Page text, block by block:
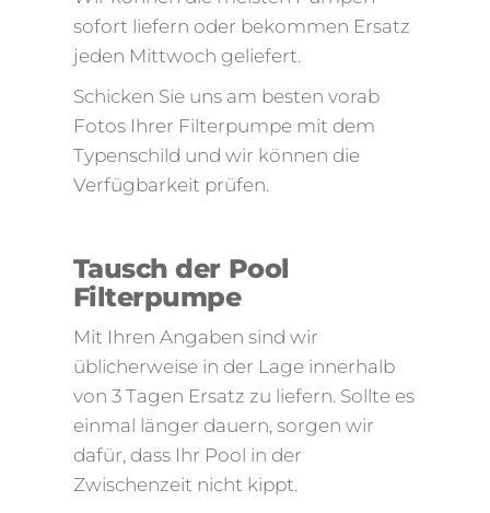
sofort liefern oder bekommen Ersatz
jeden Mittwoch geliefert.
Schicken Sie uns am besten vorab
Fotos Ihrer Filterpumpe mit dem
Typenschild und wir können die
Verfügbarkeit prüfen.
Tausch der Pool
Filterpumpe
Mit Ihren Angaben sind wir
üblicherweise in der Lage innerhalb
von 3 Tagen Ersatz zu liefern. Sollte es
einmal länger dauern, sorgen wir
dafür, dass Ihr Pool in der
Zwischenzeit nicht kippt.